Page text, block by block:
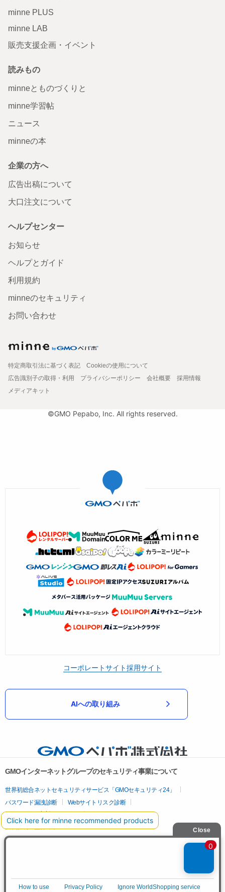
minne PLUS
minne LAB
販売支援企画・イベント
読みもの
minneとものづくりと
minne学習帖
ニュース
minneの本
企業の方へ
広告出稿について
大口注文について
ヘルプセンター
お知らせ
ヘルプとガイド
利用規約
minneのセキュリティ
お問い合わせ
特定商取引法に基づく表記
Cookieの使用について
広告識別子の取得・利用
プライバシーポリシー 会社概要
採用情報
メディアキット
©GMO Pepabo, Inc. All rights reserved.
コーポレートサイト採用サイト
AIへの取り組み
GMOインターネットグループのセキュリティ事業について
世界初総合ネットセキュリティサービス「GMOセキュリティ24」
パスワード漏洩診断
Webサイトリスク診断
セキュリティ相談AIチャットボット
実在証明・盗聴対策
サイバー攻撃対策（GMOサイバーセキュリティ byイエラエ）